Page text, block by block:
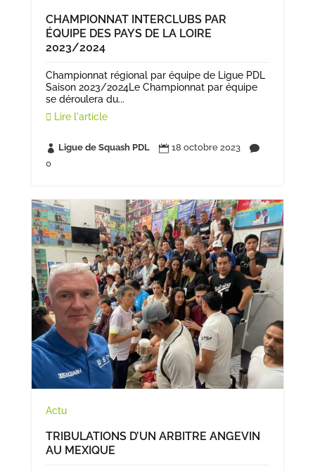
CHAMPIONNAT INTERCLUBS PAR
ÉQUIPE DES PAYS DE LA LOIRE
2023/2024
Championnat régional par équipe de Ligue PDL
Saison 2023/2024Le Championnat par équipe
se déroulera du...
Lire l'article
 Ligue de Squash PDL  18 octobre 2023 
0
Actu
TRIBULATIONS D’UN ARBITRE ANGEVIN
AU MEXIQUE